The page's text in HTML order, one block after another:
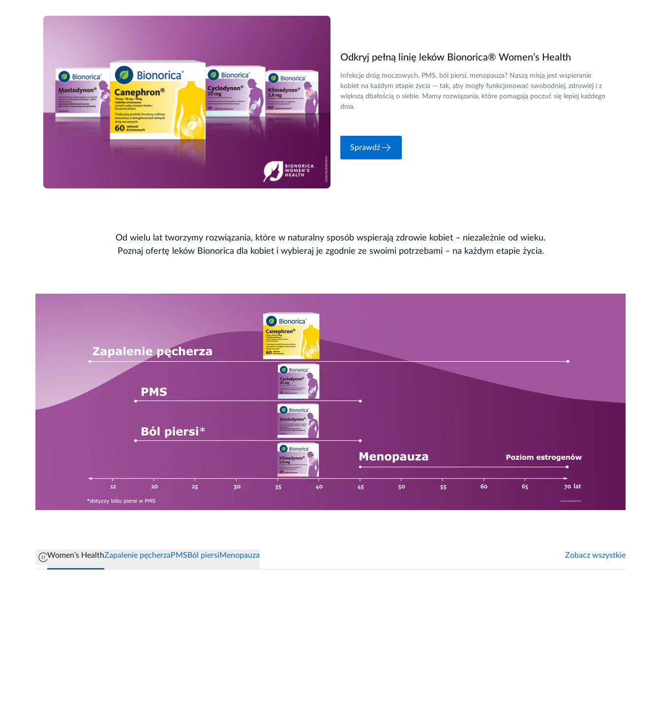
Odkryj pełną linię leków Bionorica® Women’s Health
Infekcje dróg moczowych, PMS, ból piersi, menopauza? Naszą misją jest wspieranie
kobiet na każdym etapie życia — tak, aby mogły funkcjonować swobodniej, zdrowiej i z
większą dbałością o siebie. Mamy rozwiązania, które pomagają poczuć się lepiej każdego
dnia.
Sprawdź
Od wielu lat tworzymy rozwiązania, które w naturalny sposób wspierają zdrowie kobiet – niezależnie od wieku.
Poznaj ofertę leków Bionorica dla kobiet i wybieraj je zgodnie ze swoimi potrzebami – na każdym etapie życia.
Women’s HealthZapalenie pęcherza PMS Ból piersiMenopauza Zobacz wszystkie